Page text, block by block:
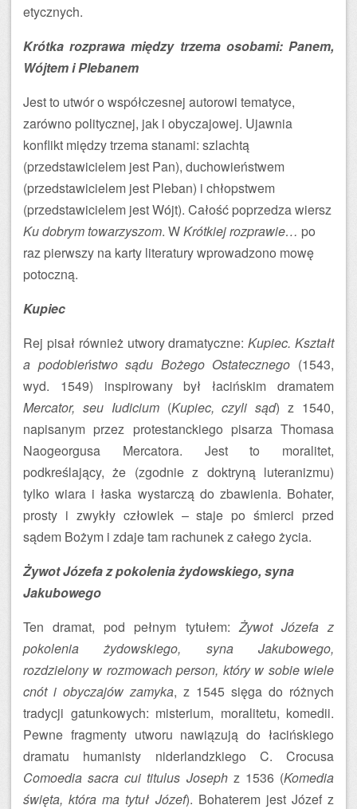
etycznych.
Krótka rozprawa między trzema osobami: Panem,
Wójtem i Plebanem
Jest to utwór o współczesnej autorowi tematyce,
zarówno politycznej, jak i obyczajowej. Ujawnia
konflikt między trzema stanami: szlachtą
(przedstawicielem jest Pan), duchowieństwem
(przedstawicielem jest Pleban) i chłopstwem
(przedstawicielem jest Wójt). Całość poprzedza wiersz
Ku dobrym towarzyszom. WKrótkiej rozprawie… po
raz pierwszy na karty literatury wprowadzono mowę
potoczną.
Kupiec
Rej pisał również utwory dramatyczne:Kupiec. Kształt
a podobieństwo sądu Bożego Ostatecznego (1543,
wyd. 1549) inspirowany był łacińskim dramatem
Mercator, seu Iudicium(Kupiec, czyli sąd) z 1540,
napisanym przez protestanckiego pisarza Thomasa
Naogeorgusa Mercatora. Jest to moralitet,
podkreślający, że (zgodnie z doktryną luteranizmu)
tylko wiara i łaska wystarczą do zbawienia. Bohater,
prosty i zwykły człowiek – staje po śmierci przed
sądem Bożym i zdaje tam rachunek z całego życia.
Żywot Józefa z pokolenia żydowskiego, syna
Jakubowego
Ten dramat, pod pełnym tytułem:Żywot Józefa z
pokolenia żydowskiego, syna Jakubowego,
rozdzielony w rozmowach person, który w sobie wiele
cnót i obyczajów zamyka, z 1545 sięga do różnych
tradycji gatunkowych: misterium, moralitetu, komedii.
Pewne fragmenty utworu nawiązują do łacińskiego
dramatu humanisty niderlandzkiego C. Crocusa
Comoedia sacra cui titulus Josephz 1536 (Komedia
święta, która ma tytuł Józef). Bohaterem jest Józef z